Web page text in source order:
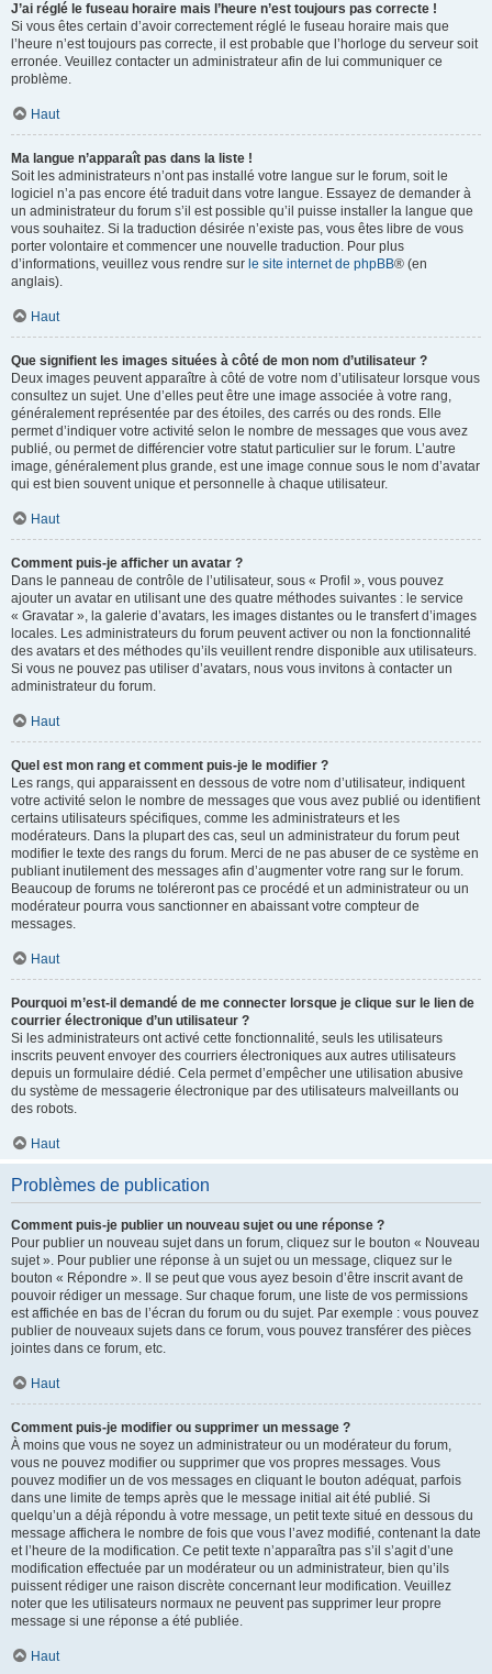
J’ai réglé le fuseau horaire mais l’heure n’est toujours pas correcte !
Si vous êtes certain d’avoir correctement réglé le fuseau horaire mais que
l’heure n’est toujours pas correcte, il est probable que l’horloge du serveur soit
erronée. Veuillez contacter un administrateur afin de lui communiquer ce
problème.
Haut
Ma langue n’apparaît pas dans la liste !
Soit les administrateurs n’ont pas installé votre langue sur le forum, soit le
logiciel n’a pas encore été traduit dans votre langue. Essayez de demander à
un administrateur du forum s’il est possible qu’il puisse installer la langue que
vous souhaitez. Si la traduction désirée n’existe pas, vous êtes libre de vous
porter volontaire et commencer une nouvelle traduction. Pour plus
d’informations, veuillez vous rendre sur le site internet de phpBB® (en
anglais).
Haut
Que signifient les images situées à côté de mon nom d’utilisateur ?
Deux images peuvent apparaître à côté de votre nom d’utilisateur lorsque vous
consultez un sujet. Une d’elles peut être une image associée à votre rang,
généralement représentée par des étoiles, des carrés ou des ronds. Elle
permet d’indiquer votre activité selon le nombre de messages que vous avez
publié, ou permet de différencier votre statut particulier sur le forum. L’autre
image, généralement plus grande, est une image connue sous le nom d’avatar
qui est bien souvent unique et personnelle à chaque utilisateur.
Haut
Comment puis-je afficher un avatar ?
Dans le panneau de contrôle de l’utilisateur, sous « Profil », vous pouvez
ajouter un avatar en utilisant une des quatre méthodes suivantes : le service
« Gravatar », la galerie d’avatars, les images distantes ou le transfert d’images
locales. Les administrateurs du forum peuvent activer ou non la fonctionnalité
des avatars et des méthodes qu’ils veuillent rendre disponible aux utilisateurs.
Si vous ne pouvez pas utiliser d’avatars, nous vous invitons à contacter un
administrateur du forum.
Haut
Quel est mon rang et comment puis-je le modifier ?
Les rangs, qui apparaissent en dessous de votre nom d’utilisateur, indiquent
votre activité selon le nombre de messages que vous avez publié ou identifient
certains utilisateurs spécifiques, comme les administrateurs et les
modérateurs. Dans la plupart des cas, seul un administrateur du forum peut
modifier le texte des rangs du forum. Merci de ne pas abuser de ce système en
publiant inutilement des messages afin d’augmenter votre rang sur le forum.
Beaucoup de forums ne toléreront pas ce procédé et un administrateur ou un
modérateur pourra vous sanctionner en abaissant votre compteur de
messages.
Haut
Pourquoi m’est-il demandé de me connecter lorsque je clique sur le lien de
courrier électronique d’un utilisateur ?
Si les administrateurs ont activé cette fonctionnalité, seuls les utilisateurs
inscrits peuvent envoyer des courriers électroniques aux autres utilisateurs
depuis un formulaire dédié. Cela permet d’empêcher une utilisation abusive
du système de messagerie électronique par des utilisateurs malveillants ou
des robots.
Haut
Problèmes de publication
Comment puis-je publier un nouveau sujet ou une réponse ?
Pour publier un nouveau sujet dans un forum, cliquez sur le bouton « Nouveau
sujet ». Pour publier une réponse à un sujet ou un message, cliquez sur le
bouton « Répondre ». Il se peut que vous ayez besoin d’être inscrit avant de
pouvoir rédiger un message. Sur chaque forum, une liste de vos permissions
est affichée en bas de l’écran du forum ou du sujet. Par exemple : vous pouvez
publier de nouveaux sujets dans ce forum, vous pouvez transférer des pièces
jointes dans ce forum, etc.
Haut
Comment puis-je modifier ou supprimer un message ?
À moins que vous ne soyez un administrateur ou un modérateur du forum,
vous ne pouvez modifier ou supprimer que vos propres messages. Vous
pouvez modifier un de vos messages en cliquant le bouton adéquat, parfois
dans une limite de temps après que le message initial ait été publié. Si
quelqu’un a déjà répondu à votre message, un petit texte situé en dessous du
message affichera le nombre de fois que vous l’avez modifié, contenant la date
et l’heure de la modification. Ce petit texte n’apparaîtra pas s’il s’agit d’une
modification effectuée par un modérateur ou un administrateur, bien qu’ils
puissent rédiger une raison discrète concernant leur modification. Veuillez
noter que les utilisateurs normaux ne peuvent pas supprimer leur propre
message si une réponse a été publiée.
Haut